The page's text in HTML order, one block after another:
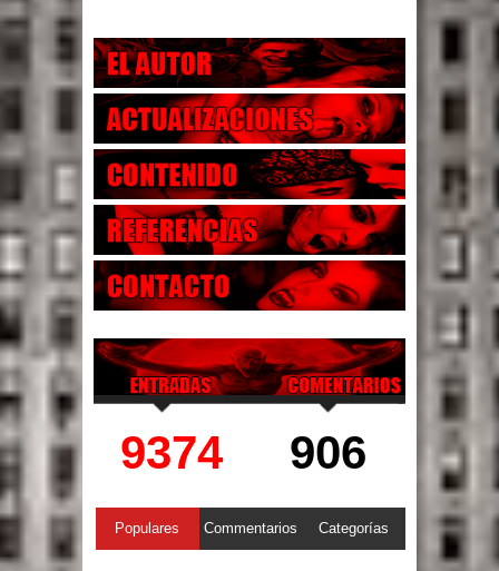
9374 906
Populares Commentarios Categorías